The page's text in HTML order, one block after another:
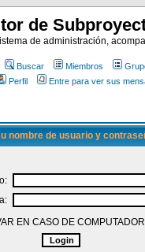
de
de administración,
Buscar Miembros
Perfil
Entre para ver sus
nombre de usuario y
EN CASO DE